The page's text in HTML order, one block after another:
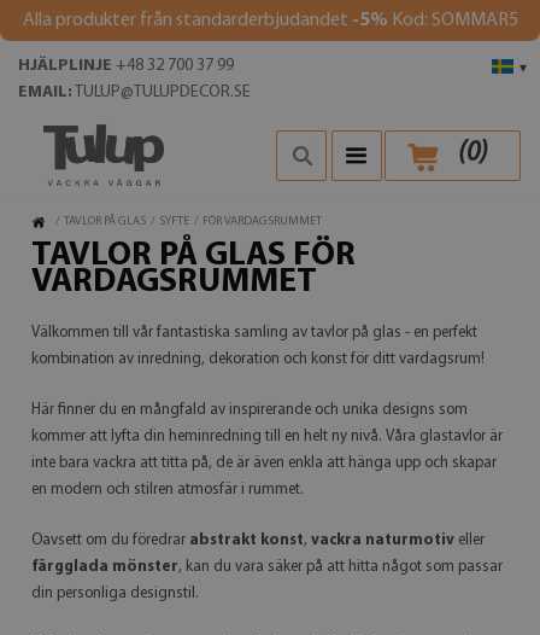
Alla produkter från standarderbjudandet -5% Kod: SOMMAR5
▾
HJÄLPLINJE +48 32 700 37 99
EMAIL: TULUP@TULUPDECOR.SE
(0)
/ TAVLOR PÅ GLAS / SYFTE / FÖR VARDAGSRUMMET
TAVLOR PÅ GLAS FÖR
VARDAGSRUMMET
Välkommen till vår fantastiska samling av tavlor på glas - en perfekt
kombination av inredning, dekoration och konst för ditt vardagsrum!
Här finner du en mångfald av inspirerande och unika designs som
kommer att lyfta din heminredning till en helt ny nivå. Våra glastavlor är
inte bara vackra att titta på, de är även enkla att hänga upp och skapar
en modern och stilren atmosfär i rummet.
Oavsett om du föredrar abstrakt konst, vackra naturmotiv eller
färgglada mönster, kan du vara säker på att hitta något som passar
din personliga designstil.